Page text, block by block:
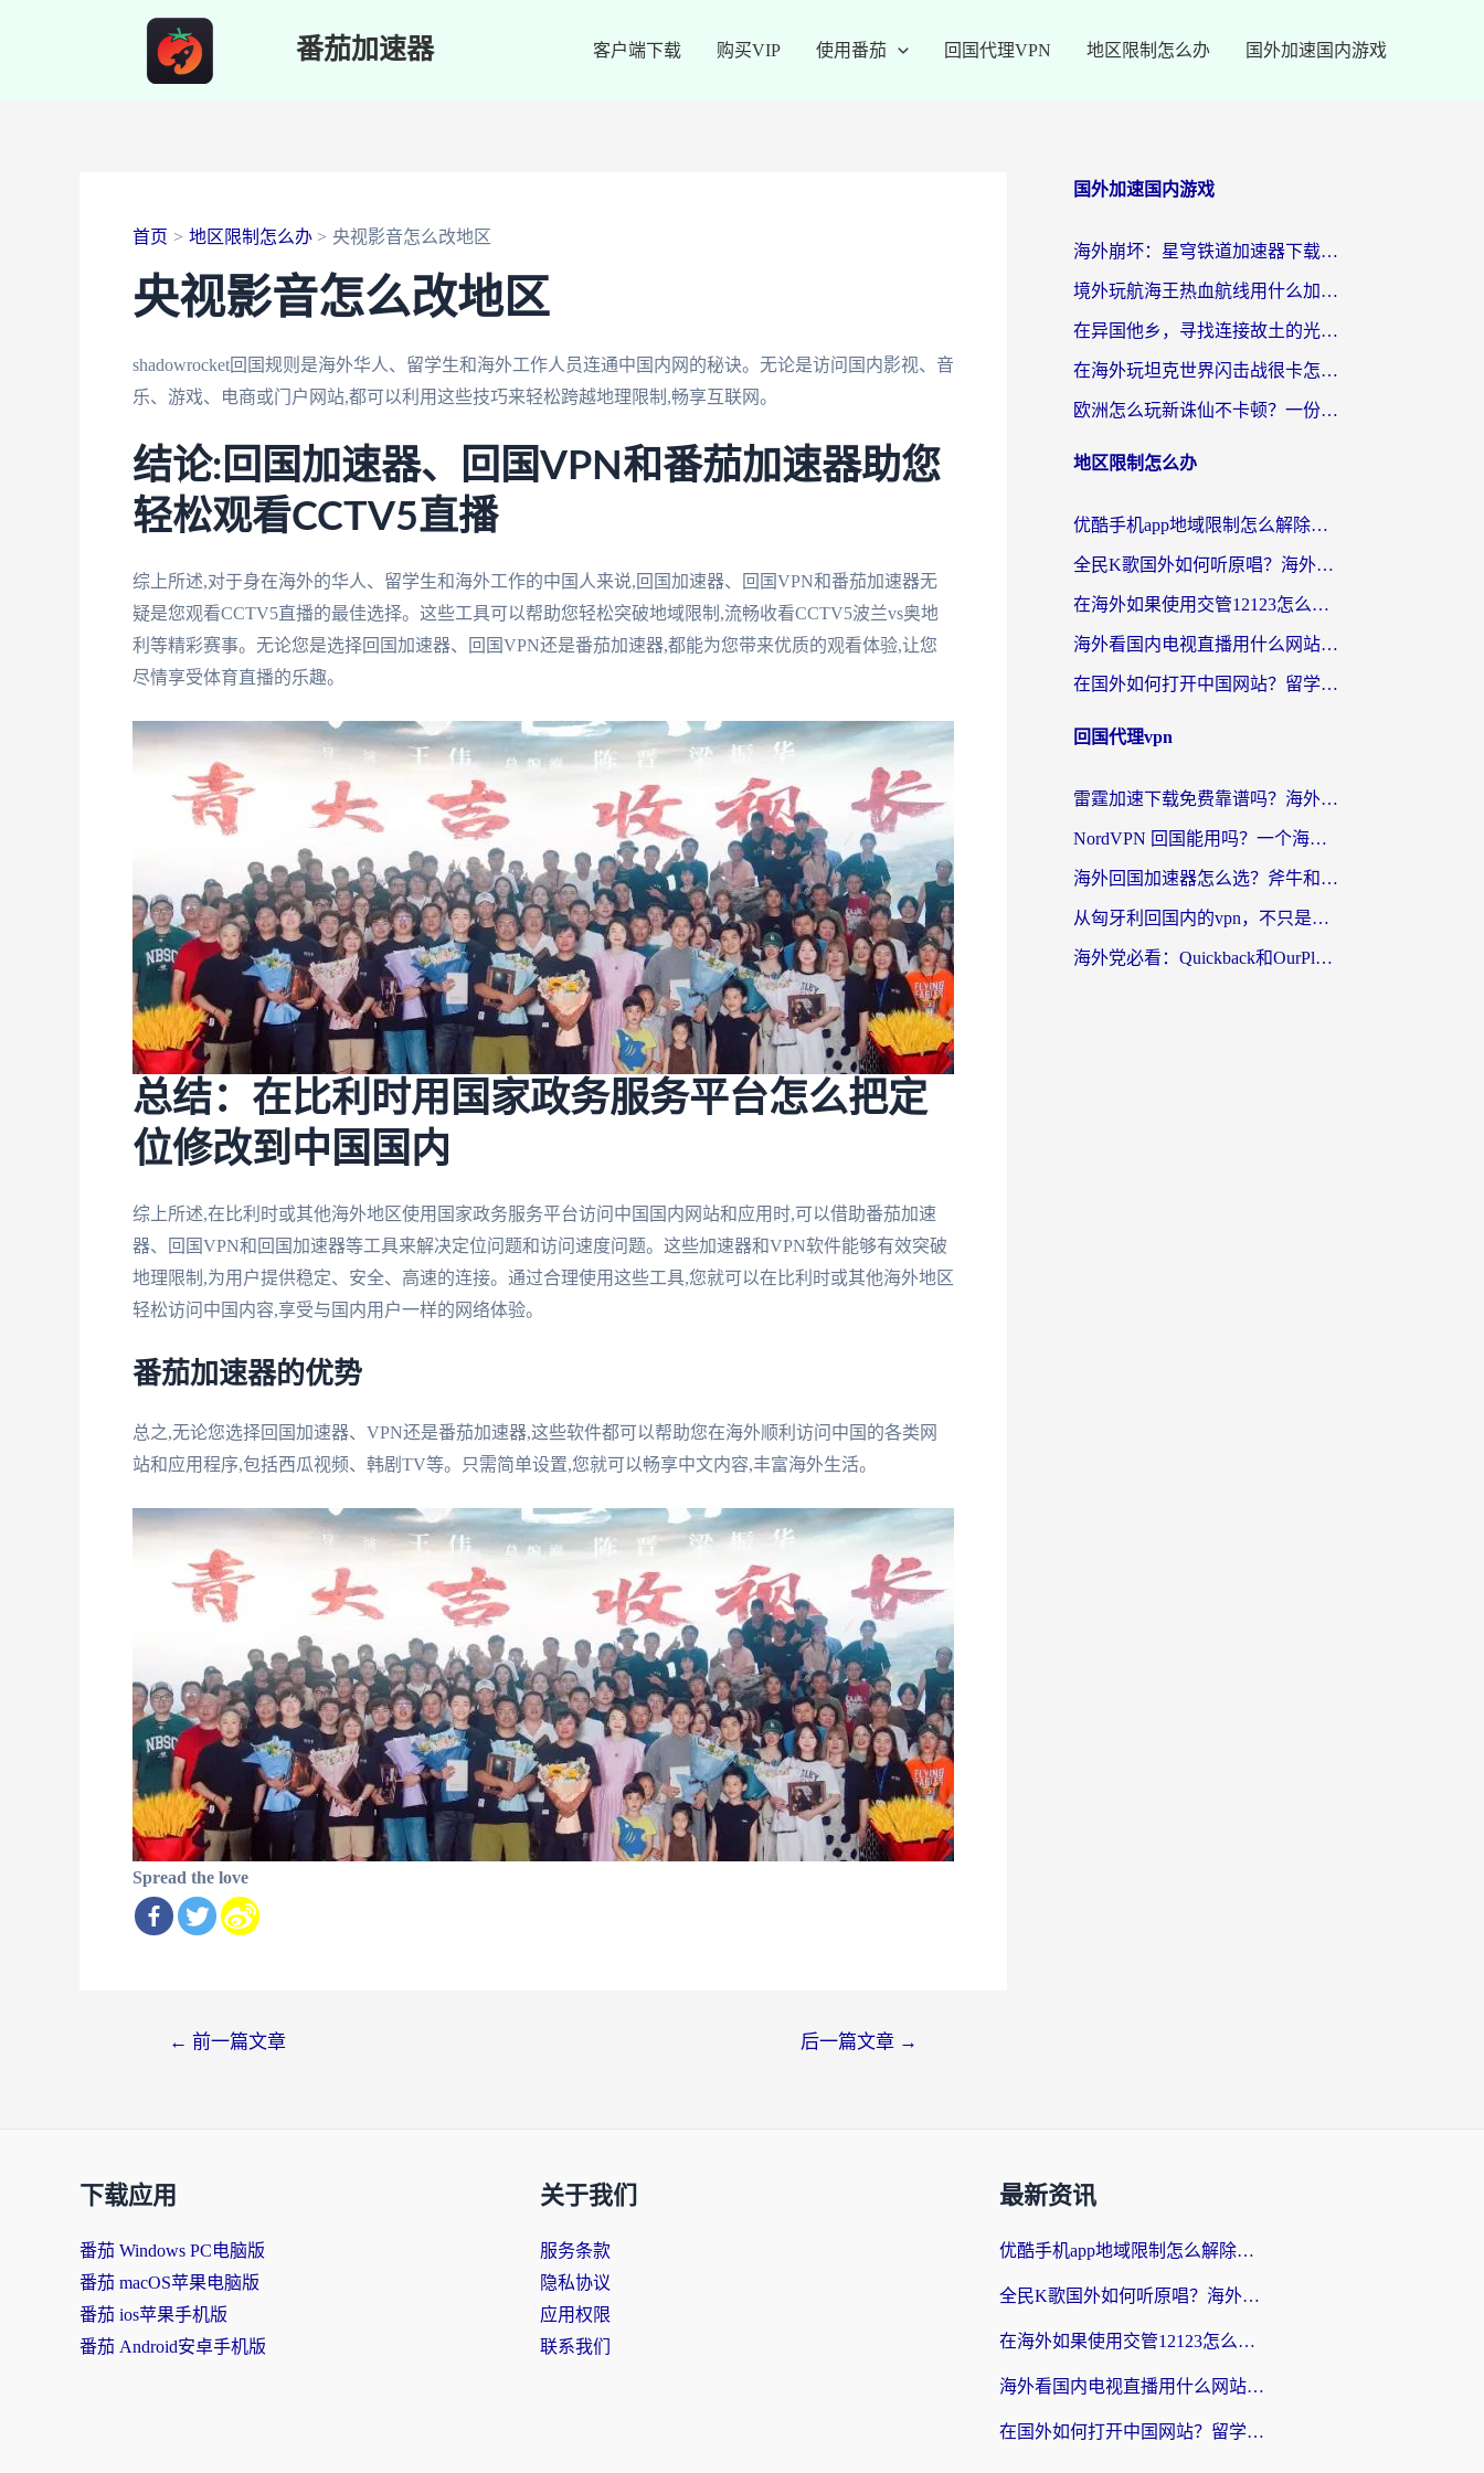
番茄加速器 客户端下载 购买VIP 使用番茄 回国代理VPN 地区限制怎么办 国外加速国内游戏
首页 地区限制怎么办 央视影音怎么改地区
央视影音怎么改地区
shadowrocket回国规则是海外华人、留学生和海外工作人员连通中国内网的秘诀。无论是访问国内影视、音
乐、游戏、电商或门户网站,都可以利用这些技巧来轻松跨越地理限制,畅享互联网。
结论:回国加速器、回国VPN和番茄加速器助您
轻松观看CCTV5直播
综上所述,对于身在海外的华人、留学生和海外工作的中国人来说,回国加速器、回国VPN和番茄加速器无
疑是您观看CCTV5直播的最佳选择。这些工具可以帮助您轻松突破地域限制,流畅收看CCTV5波兰vs奥地
利等精彩赛事。无论您是选择回国加速器、回国VPN还是番茄加速器,都能为您带来优质的观看体验,让您
尽情享受体育直播的乐趣。
总结：在比利时用国家政务服务平台怎么把定
位修改到中国国内
综上所述,在比利时或其他海外地区使用国家政务服务平台访问中国国内网站和应用时,可以借助番茄加速
器、回国VPN和回国加速器等工具来解决定位问题和访问速度问题。这些加速器和VPN软件能够有效突破
地理限制,为用户提供稳定、安全、高速的连接。通过合理使用这些工具,您就可以在比利时或其他海外地区
轻松访问中国内容,享受与国内用户一样的网络体验。
番茄加速器的优势
总之,无论您选择回国加速器、VPN还是番茄加速器,这些软件都可以帮助您在海外顺利访问中国的各类网
站和应用程序,包括西瓜视频、韩剧TV等。只需简单设置,您就可以畅享中文内容,丰富海外生活。
Spread the love
← 前一篇文章 后一篇文章 →
国外加速国内游戏
海外崩坏：星穹铁道加速器下载安装：一份给游子的终极网络指南
境外玩航海王热血航线用什么加速器？2026海外玩家实测最优方案（附欧洲问道堡垒前线加速技巧）
在异国他乡，寻找连接故土的光明大陆免费加速器
在海外玩坦克世界闪击战很卡怎么办？老玩家亲测有效的加速器选择指南
欧洲怎么玩新诛仙不卡顿？一份给海外游子的国服游戏畅玩指南
地区限制怎么办
优酷手机app地域限制怎么解除？海外党亲测有效的追剧方案
全民K歌国外如何听原唱？海外党亲测有效的回国加速器选择指南
在海外如果使用交管12123怎么处理？留学生亲测有效的回国加速方案
海外看国内电视直播用什么网站比较好？一篇解决你所有追剧难题的实用指南
在国外如何打开中国网站？留学生与海外华人的无缝访问指南
回国代理vpn
雷霆加速下载免费靠谱吗？海外党选回国加速器的避坑指南（附热门工具对比）
NordVPN 回国能用吗？一个海外用户必须面对的真实困境
海外回国加速器怎么选？斧牛和海龟哪个好？一篇帮你避开坑的实用指南
从匈牙利回国内的vpn，不只是为了刷剧那么简单
海外党必看：Quickback和OurPlay好用吗？3分钟选对回国加速器，无缝刷剧玩游戏
下载应用
番茄 Windows PC电脑版
番茄 macOS苹果电脑版
番茄 ios苹果手机版
番茄 Android安卓手机版
关于我们
服务条款
隐私协议
应用权限
联系我们
最新资讯
优酷手机app地域限制怎么解除？海外党亲测有效的追剧方案
全民K歌国外如何听原唱？海外党亲测有效的回国加速器选择指南
在海外如果使用交管12123怎么处理？留学生亲测有效的回国加速方案
海外看国内电视直播用什么网站比较好？一篇解决你所有追剧难题的实用指南
在国外如何打开中国网站？留学生与海外华人的无缝访问指南